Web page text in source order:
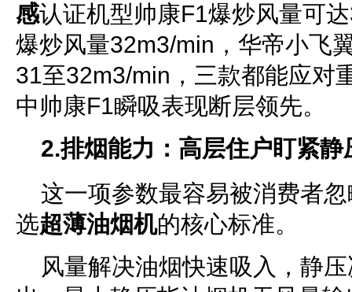
感认证机型帅康F1爆炒风量可
爆炒风量32m3/min，华帝小飞
31至32m3/min，三款都能应对
中帅康F1瞬吸表现断层领先。
2.排烟能力：高层住户盯紧静
这一项参数最容易被消费者
选超薄油烟机的核心标准。
风量解决油烟快速吸入，静